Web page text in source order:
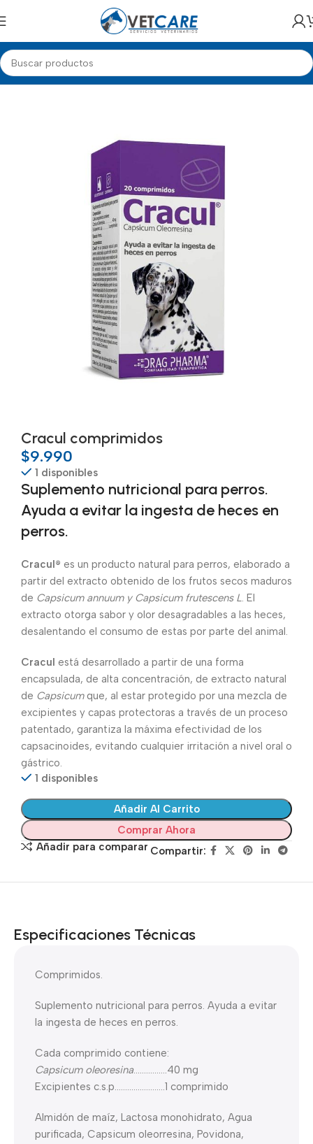
Inicio PERROS MEDICAMENTOS
Cracul comprimidos
$9.990
1 disponibles
Suplemento nutricional para perros.
Ayuda a evitar la ingesta de heces en
perros.
Cracul® es un producto natural para perros, elaborado a
partir del extracto obtenido de los frutos secos maduros
de Capsicum annuum y Capsicum frutescens L. El
extracto otorga sabor y olor desagradables a las heces,
desalentando el consumo de estas por parte del animal.
Cracul está desarrollado a partir de una forma
encapsulada, de alta concentración, de extracto natural
de Capsicumque, al estar protegido por una mezcla de
excipientes y capas protectoras a través de un proceso
patentado, garantiza la máxima efectividad de los
capsacinoides, evitando cualquier irritación a nivel oral o
gástrico.
1 disponibles
Añadir Al Carrito
Comprar Ahora
Añadir para comparar Compartir:
Especificaciones Técnicas
Comprimidos.
Suplemento nutricional para perros. Ayuda a evitar
la ingesta de heces en perros.
Cada comprimido contiene:
Capsicum oleoresina…………….40 mg
Excipientes c.s.p……………………1 comprimido
Almidón de maíz, Lactosa monohidrato, Agua
purificada, Capsicum oleorresina, Povidona,